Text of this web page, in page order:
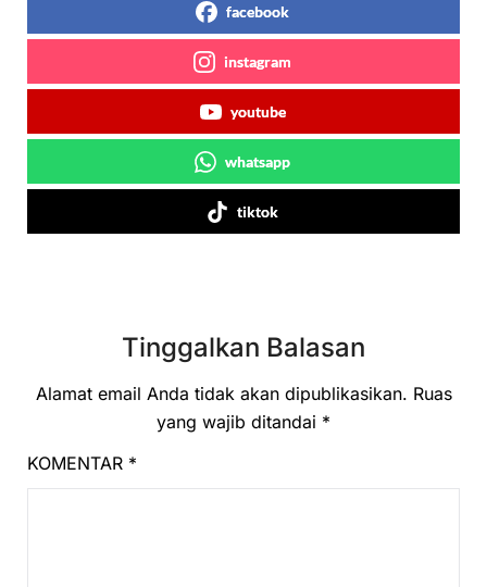
facebook
instagram
youtube
whatsapp
tiktok
Tinggalkan Balasan
Alamat email Anda tidak akan dipublikasikan. Ruas
yang wajib ditandai *
KOMENTAR *